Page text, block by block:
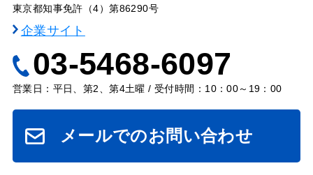
東京都知事免許（4）第86290号
企業サイト
03-5468-6097
営業日：平日、第2、第4土曜 / 受付時間：10：00～19：00
メールでのお問い合わせ